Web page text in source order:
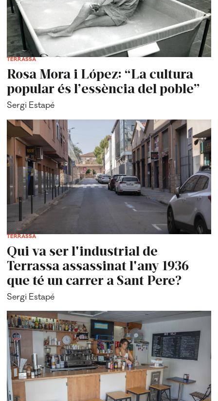
TERRASSA
Rosa Mora i López: “La cultura
popular és l’essència del poble”
Sergi Estapé
TERRASSA
Qui va ser l'industrial de
Terrassa assassinat l'any 1936
que té un carrer a Sant Pere?
Sergi Estapé